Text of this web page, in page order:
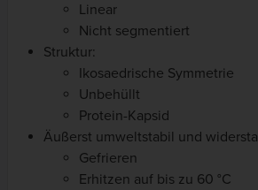
Linear
Nicht segmentiert
Struktur:
Ikosaedrische Symmetrie
Unbehüllt
Protein-Kapsid
Äußerst umweltstabil und
Gefrieren
Erhitzen auf bis zu 60 °C